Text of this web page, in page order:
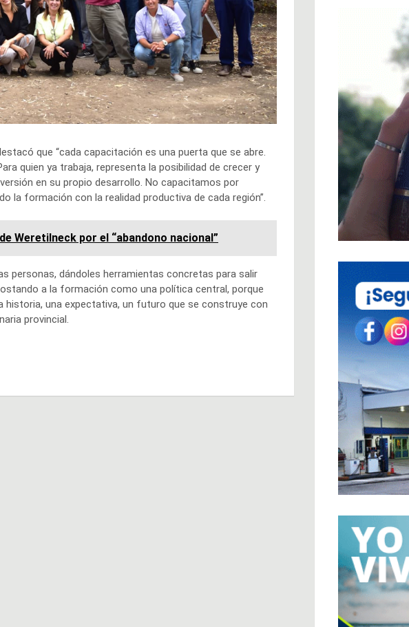
que “cada capacitación es una puerta que se abre.
quien ya trabaja, representa la posibilidad de crecer y
en su propio desarrollo. No capacitamos por
la formación con la realidad productiva de cada región”.
Weretilneck por el “abandono nacional”
personas, dándoles herramientas concretas para salir
a la formación como una política central, porque
una expectativa, un futuro que se construye con
provincial.